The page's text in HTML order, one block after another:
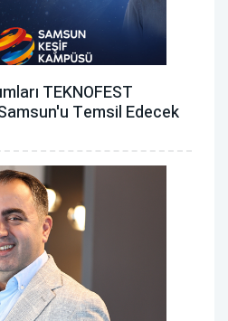
TEKNOFEST
Temsil Edecek